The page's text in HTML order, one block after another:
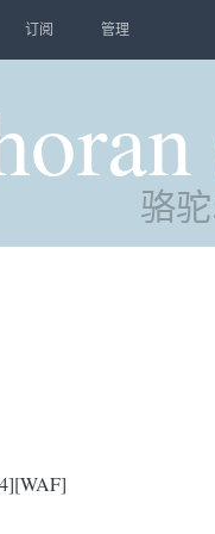
订阅 管理
骆